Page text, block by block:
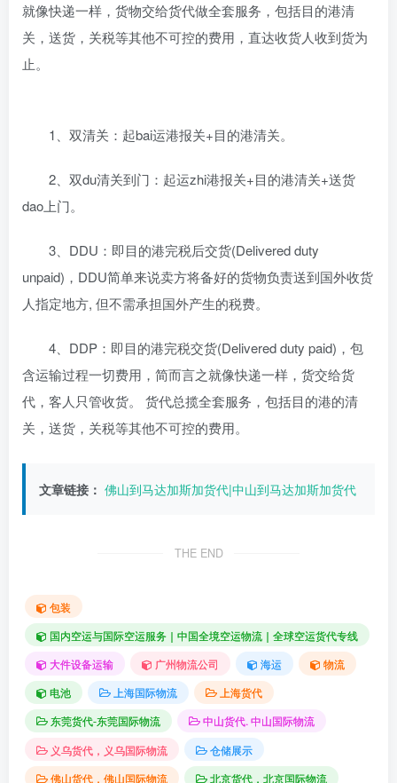
就像快递一样，货物交给货代做全套服务，包括目的港清
关，送货，关税等其他不可控的费用，直达收货人收到货为
止。
1、双清关：起bai运港报关+目的港清关。
2、双du清关到门：起运zhi港报关+目的港清关+送货
dao上门。
3、DDU：即目的港完税后交货(Delivered duty
unpaid)，DDU简单来说卖方将备好的货物负责送到国外收货
人指定地方, 但不需承担国外产生的税费。
4、DDP：即目的港完税交货(Delivered duty paid)，包
含运输过程一切费用，简而言之就像快递一样，货交给货
代，客人只管收货。 货代总揽全套服务，包括目的港的清
关，送货，关税等其他不可控的费用。
文章链接： 佛山到马达加斯加货代|中山到马达加斯加货代
THE END
包装
国内空运与国际空运服务｜中国全境空运物流｜全球空运货代专线
大件设备运输
广州物流公司 海运
物流
电池
上海国际物流
上海货代
东莞货代-东莞国际物流
中山货代. 中山国际物流
义乌货代，义乌国际物流
仓储展示
佛山货代，佛山国际物流
北京货代，北京国际物流